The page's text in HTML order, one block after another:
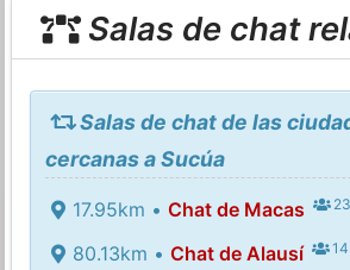
Salas de chat
Salas de chat de las
cercanas a Sucúa
17.95km • Chat de Macas
80.13km • Chat de Alausí